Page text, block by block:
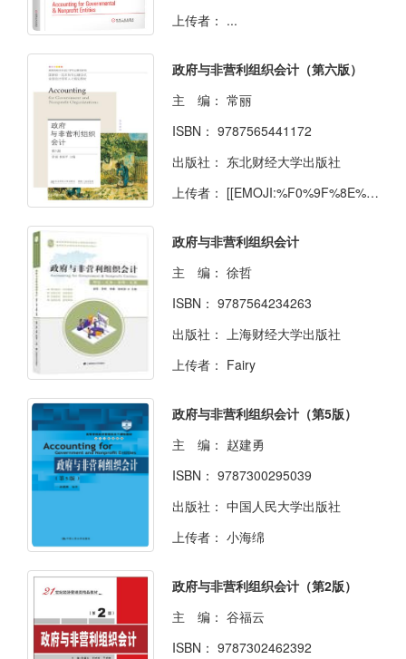
上传者： ...
政府与非营利组织会计（第六版）
主 编： 常丽
ISBN： 9787565441172
出版社： 东北财经大学出版社
上传者： [[EMOJI:%F0%9F%8E%84]] [[EMOJI:%F0%9F%8E%83]]
政府与非营利组织会计
主 编： 徐哲
ISBN： 9787564234263
出版社： 上海财经大学出版社
上传者： Fairy
政府与非营利组织会计（第5版）
主 编： 赵建勇
ISBN： 9787300295039
出版社： 中国人民大学出版社
上传者： 小海绵
政府与非营利组织会计（第2版）
主 编： 谷福云
ISBN： 9787302462392